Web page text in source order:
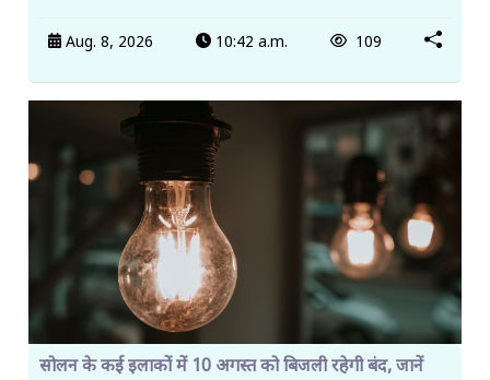
Aug. 8, 2026 10:42 a.m. 109
सोलन के कई इलाकों में 10 अगस्त को बिजली रहेगी बंद, जानें